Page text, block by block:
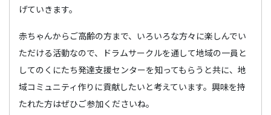
げていきます。
赤ちゃんからご高齢の方まで、いろいろな方々に楽しんでい
ただける活動なので、ドラムサークルを通して地域の一員と
してのくにたち発達支援センターを知ってもらうと共に、地
域コミュニティ作りに貢献したいと考えています。興味を持
たれた方はぜひご参加くださいね。